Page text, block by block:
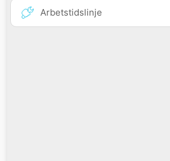
Arbetstidslinje